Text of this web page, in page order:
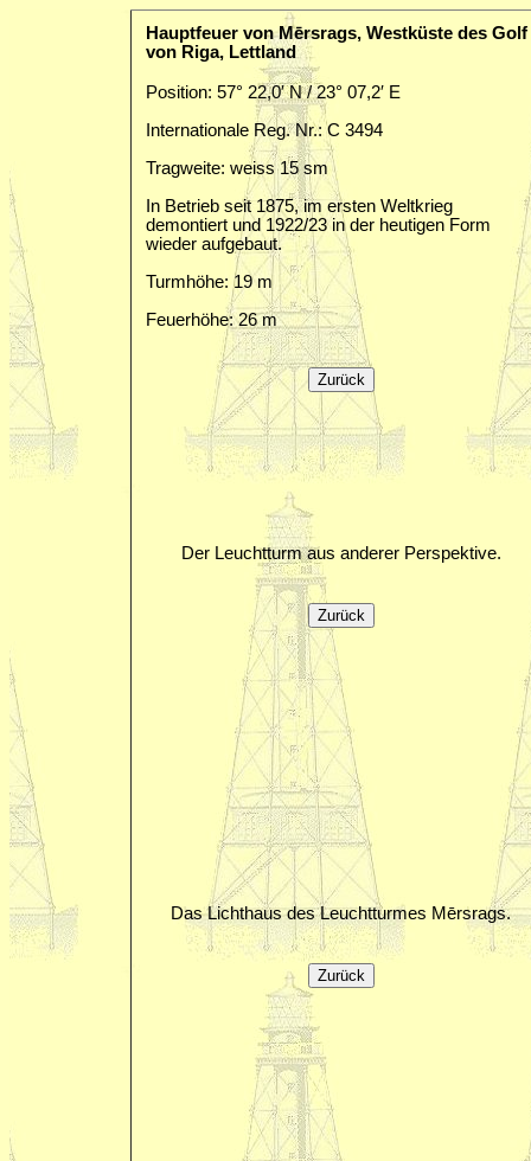
Hauptfeuer von Mērsrags, Westküste des Golf
von Riga, Lettland
Position: 57° 22,0′ N / 23° 07,2′ E
Internationale Reg. Nr.: C 3494
Tragweite: weiss 15 sm
In Betrieb seit 1875, im ersten Weltkrieg
demontiert und 1922/23 in der heutigen Form
wieder aufgebaut.
Turmhöhe: 19 m
Feuerhöhe: 26 m
Der Leuchtturm aus anderer Perspektive.
Das Lichthaus des Leuchtturmes Mērsrags.